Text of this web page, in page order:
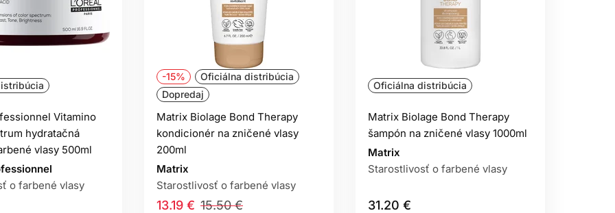
rozhoduje celé zloženie, nie iba neprítomnosť jednej skupiny tenzidov.
KONDICIONÉR AJ MASKU?
používajte pravidelne a masku pridajte podľa suchosti a poškodenia.
POUŽÍVAŤ OLEJ PRED ŽEHLENÍM?
produkt deklaruje tepelnú ochranu a návod také použitie povoľuje.
PREČO FARBA RÝCHLO BLEDNE?
porozita, frekvencia umývania, teplo, UV žiarenie, voda aj následná starostlivosť.
Vitamino
hydratačná
vlasy 500ml
o farbené vlasy
-15%
Oficiálna distribúcia
Dopredaj
Matrix Biolage Bond Therapy
kondicionér na zničené vlasy
200ml
Matrix
Starostlivosť o farbené vlasy
15.50 €
13.19 €
Oficiálna distribúcia
Matrix Biolage Bond Therapy
šampón na zničené vlasy 1000ml
Matrix
Starostlivosť o farbené vlasy
31.20 €